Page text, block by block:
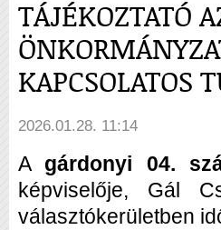
TÁJÉKOZTATÓ
KAPCSOLATOS
2026.01.28. 11:14
A gárdonyi 04.
képviselője, Gál
választókerületben